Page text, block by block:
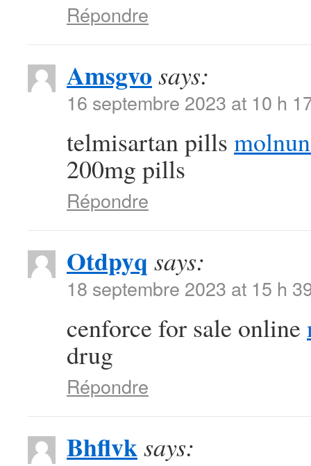
Répondre
Amsgvo says:
16 septembre 2023 at 10 h
telmisartan pills
200mg pills
Répondre
Otdpyq says:
18 septembre 2023 at 15 h
cenforce for sale online
drug
Répondre
Bhflvksays: